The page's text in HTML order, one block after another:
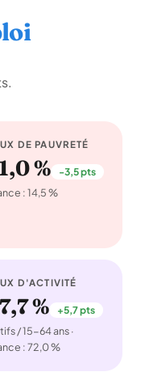
DE PAUVRETÉ
% -3,5 pts
: 14,5 %
D'ACTIVITÉ
% +5,7 pts
/ 15-64 ans ·
: 72,0 %